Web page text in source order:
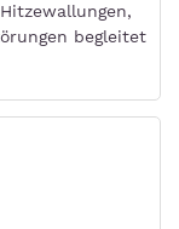
begleitet